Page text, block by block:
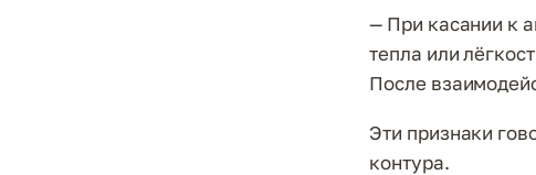
— При касании к
тепла или
После
Эти признаки
контура.